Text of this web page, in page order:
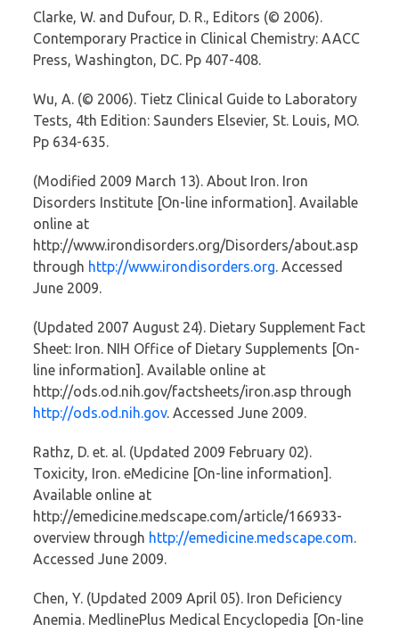
Clarke, W. and Dufour, D. R., Editors (© 2006).
Contemporary Practice in Clinical Chemistry: AACC
Press, Washington, DC. Pp 407-408.
Wu, A. (© 2006). Tietz Clinical Guide to Laboratory
Tests, 4th Edition: Saunders Elsevier, St. Louis, MO.
Pp 634-635.
(Modified 2009 March 13). About Iron. Iron
Disorders Institute [On-line information]. Available
online at
http://www.irondisorders.org/Disorders/about.asp
through http://www.irondisorders.org. Accessed
June 2009.
(Updated 2007 August 24). Dietary Supplement Fact
Sheet: Iron. NIH Office of Dietary Supplements [On-
line information]. Available online at
http://ods.od.nih.gov/factsheets/iron.asp through
http://ods.od.nih.gov. Accessed June 2009.
Rathz, D. et. al. (Updated 2009 February 02).
Toxicity, Iron. eMedicine [On-line information].
Available online at
http://emedicine.medscape.com/article/166933-
overview through http://emedicine.medscape.com.
Accessed June 2009.
Chen, Y. (Updated 2009 April 05). Iron Deficiency
Anemia. MedlinePlus Medical Encyclopedia [On-line